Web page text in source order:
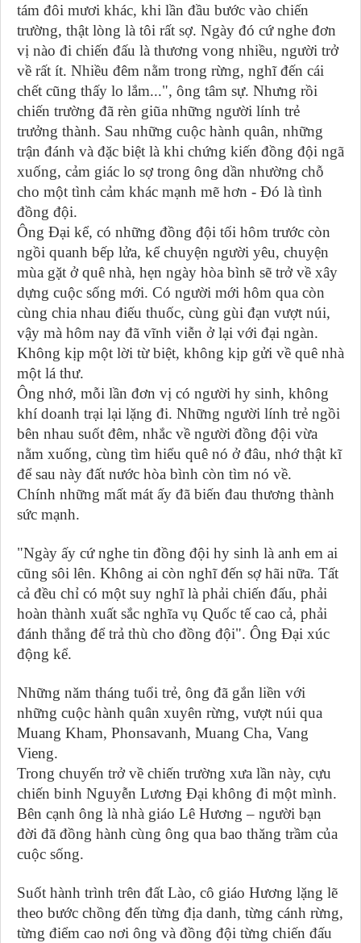
tám đôi mươi khác, khi lần đầu bước vào chiến
trường, thật lòng là tôi rất sợ. Ngày đó cứ nghe đơn
vị nào đi chiến đấu là thương vong nhiều, người trở
về rất ít. Nhiều đêm nằm trong rừng, nghĩ đến cái
chết cũng thấy lo lắm...", ông tâm sự. Nhưng rồi
chiến trường đã rèn giũa những người lính trẻ
trưởng thành. Sau những cuộc hành quân, những
trận đánh và đặc biệt là khi chứng kiến đồng đội ngã
xuống, cảm giác lo sợ trong ông dần nhường chỗ
cho một tình cảm khác mạnh mẽ hơn - Đó là tình
đồng đội.
Ông Đại kể, có những đồng đội tối hôm trước còn
ngồi quanh bếp lửa, kể chuyện người yêu, chuyện
mùa gặt ở quê nhà, hẹn ngày hòa bình sẽ trở về xây
dựng cuộc sống mới. Có người mới hôm qua còn
cùng chia nhau điếu thuốc, cùng gùi đạn vượt núi,
vậy mà hôm nay đã vĩnh viễn ở lại với đại ngàn.
Không kịp một lời từ biệt, không kịp gửi về quê nhà
một lá thư.
Ông nhớ, mỗi lần đơn vị có người hy sinh, không
khí doanh trại lại lặng đi. Những người lính trẻ ngồi
bên nhau suốt đêm, nhắc về người đồng đội vừa
nằm xuống, cùng tìm hiểu quê nó ở đâu, nhớ thật kĩ
để sau này đất nước hòa bình còn tìm nó về.
Chính những mất mát ấy đã biến đau thương thành
sức mạnh.
"Ngày ấy cứ nghe tin đồng đội hy sinh là anh em ai
cũng sôi lên. Không ai còn nghĩ đến sợ hãi nữa. Tất
cả đều chỉ có một suy nghĩ là phải chiến đấu, phải
hoàn thành xuất sắc nghĩa vụ Quốc tế cao cả, phải
đánh thắng để trả thù cho đồng đội". Ông Đại xúc
động kể.
Những năm tháng tuổi trẻ, ông đã gắn liền với
những cuộc hành quân xuyên rừng, vượt núi qua
Muang Kham, Phonsavanh, Muang Cha, Vang
Vieng.
Trong chuyến trở về chiến trường xưa lần này, cựu
chiến binh Nguyễn Lương Đại không đi một mình.
Bên cạnh ông là nhà giáo Lê Hương – người bạn
đời đã đồng hành cùng ông qua bao thăng trầm của
cuộc sống.
Suốt hành trình trên đất Lào, cô giáo Hương lặng lẽ
theo bước chồng đến từng địa danh, từng cánh rừng,
từng điểm cao nơi ông và đồng đội từng chiến đấu